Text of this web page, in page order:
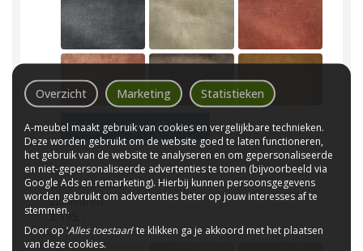
Bekijk overige 14 kleuren
EA CAT 5 Ikoo
22 kleuren
3.195,-
Overzicht Marketing Statistieken
A-meubel maakt gebruik van cookies en vergelijkbare technieken.
Deze worden gebruikt om de website goed te laten functioneren,
het gebruik van de website te analyseren en om gepersonaliseerde
en niet-gepersonaliseerde advertenties te tonen (bijvoorbeeld via
Google Ads en remarketing). Hierbij kunnen persoonsgegevens
worden gebruikt om advertenties beter op jouw interesses af te
stemmen.
Door op ‘Alles toestaan’ te klikken ga je akkoord met het plaatsen
van deze cookies.